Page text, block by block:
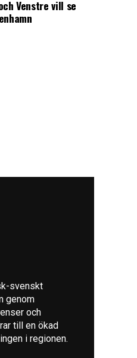
Venstre vill se
svenskt
genom
och
till en ökad
i regionen.